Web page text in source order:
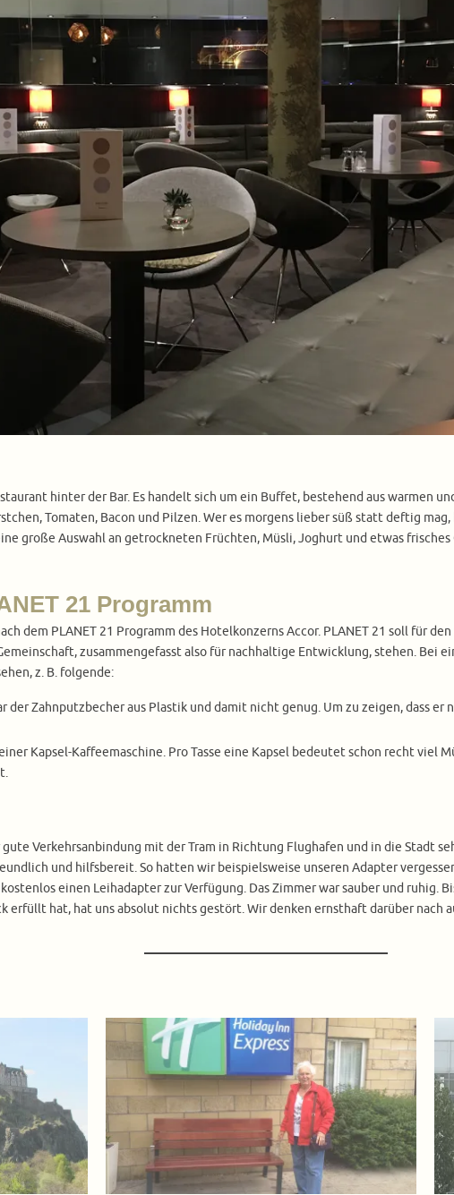
hinter der Bar. Es handelt sich um ein Buffet, bestehend aus warmen
Tomaten, Bacon und Pilzen. Wer es morgens lieber süß statt deftig
große Auswahl an getrockneten Früchten, Müsli, Joghurt und etwas
21 Programm
dem PLANET 21 Programm des Hotelkonzerns Accor. PLANET 21 soll für
zusammengefasst also für nachhaltige Entwicklung, stehen. Bei
z. B. folgende:
der Zahnputzbecher aus Plastik und damit nicht genug. Um zu zeigen, dass
Kapsel-Kaffeemaschine. Pro Tasse eine Kapsel bedeutet schon recht viel
Verkehrsanbindung mit der Tram in Richtung Flughafen und in die Stadt
und hilfsbereit. So hatten wir beispielsweise unseren Adapter
einen Leihadapter zur Verfügung. Das Zimmer war sauber und ruhig.
erfüllt hat, hat uns absolut nichts gestört. Wir denken ernsthaft darüber nach